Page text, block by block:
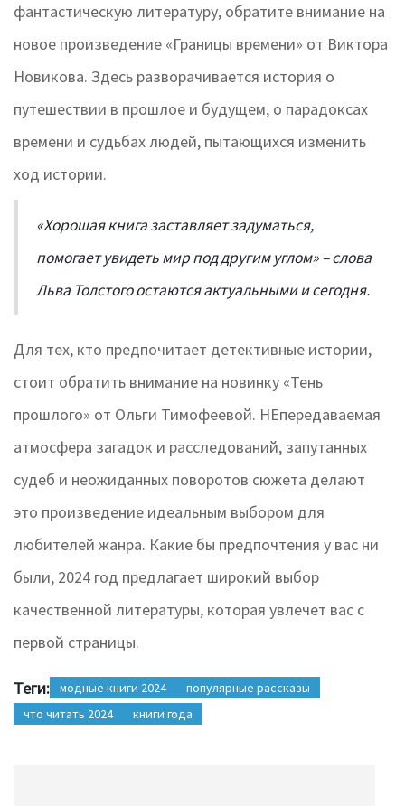
фантастическую литературу, обратите внимание на
новое произведение «Границы времени» от Виктора
Новикова. Здесь разворачивается история о
путешествии в прошлое и будущем, о парадоксах
времени и судьбах людей, пытающихся изменить
ход истории.
«Хорошая книга заставляет задуматься,
помогает увидеть мир под другим углом» – слова
Льва Толстого остаются актуальными и сегодня.
Для тех, кто предпочитает детективные истории,
стоит обратить внимание на новинку «Тень
прошлого» от Ольги Тимофеевой. НЕпередаваемая
атмосфера загадок и расследований, запутанных
судеб и неожиданных поворотов сюжета делают
это произведение идеальным выбором для
любителей жанра. Какие бы предпочтения у вас ни
были, 2024 год предлагает широкий выбор
качественной литературы, которая увлечет вас с
первой страницы.
Теги: модные книги 2024
популярные рассказы
что читать 2024
книги года